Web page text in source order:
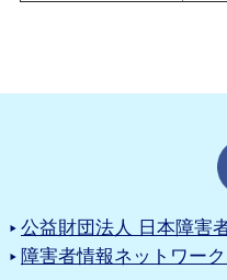
公益財団法人 日本障害
障害者情報ネットワー